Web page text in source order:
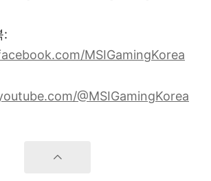
:
MSIGamingKorea
@MSIGamingKorea